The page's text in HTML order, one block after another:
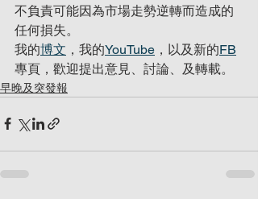
不負責可能因為市場走勢逆轉而造成的
任何損失。
我的博文 ，我的YouTube ，以及新的FB
專頁，歡迎提出意見、討論、及轉載。
早晚及突發報